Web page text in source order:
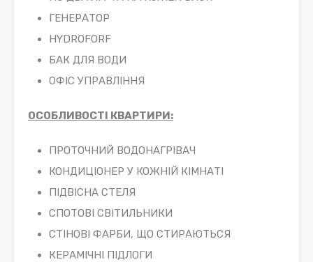
ГЕНЕРАТОР
HYDROFORF
БАК ДЛЯ ВОДИ
ОФІС УПРАВЛІННЯ
ОСОБЛИВОСТІ КВАРТИРИ:
ПРОТОЧНИЙ ВОДОНАГРІВАЧ
КОНДИЦІОНЕР У КОЖНІЙ КІМНАТІ
ПІДВІСНА СТЕЛЯ
СПОТОВІ СВІТИЛЬНИКИ
СТІНОВІ ФАРБИ, ЩО СТИРАЮТЬСЯ
КЕРАМІЧНІ ПІДЛОГИ